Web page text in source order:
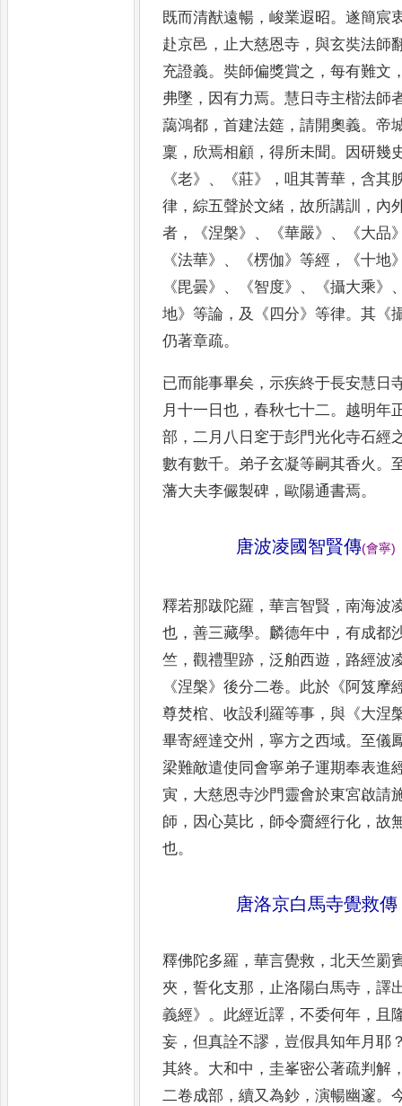
既而清猷遠暢 ，峻業遐昭。遂簡宸
赴京邑 ，止大慈恩寺 ，與玄奘法師
充證義。 奘師偏獎賞之 ，每有難文
弗墜 ， 因有力焉。慧 日寺主楷法師
藹鴻都 ，首建法筵 ，請開奧義。帝
稟 ， 欣焉相顧 ，得所未聞。
因研幾
《老》、《莊》，咀其菁華 ，含其
律 ，綜五聲於文緒 ，故所講訓 ， 內
者 ， 《涅槃》、《華嚴》、《大品
《法華》、《楞伽》等經 ，《十地
《毘曇》、《智度》、《攝大乘》
地》等論 ， 及 《 四分》等律。其 《
仍著章疏。
已而能事畢矣 ，示疾終于長安慧日
月十一日也 ，春秋七十二。 越明年
部 ，二月八日窆于彭門光化寺石經
數有數千。 弟子玄凝等嗣其香火。
藩大夫李儼製碑 ， 歐陽通書焉。
唐波凌國智賢傳(會寧)
釋若那跋陀羅 ，華言智賢 ，南海波
也 ，善三藏學。 麟德年中 ，有成都
竺 ，觀禮聖跡 ，泛舶西遊 ， 路經波
《涅槃》後分二卷。 此於 《阿笈摩
尊焚棺、收設利羅等事 ，與 《大涅
畢寄經達交州 ，寧方之西域。至儀
梁難敵遣使同會寧弟子運期奉表進
寅 ， 大慈恩寺沙門靈會於東宮啟請
師 ， 因心莫比 ， 師令齎經行化 ，故
也。
唐洛京白馬寺覺救傳
釋佛陀多羅 ，華言覺救 ，北天竺罽
夾 ，誓化支那 ，止洛陽白馬寺 ，譯
義經》。 此經近譯 ，不委何年 ， 且
妄 ，但真詮不謬 ， 豈假具知年月耶
其終。 大和中 ，圭峯密公著疏判解
二卷成部 ，續又為鈔 ，演暢幽邃。